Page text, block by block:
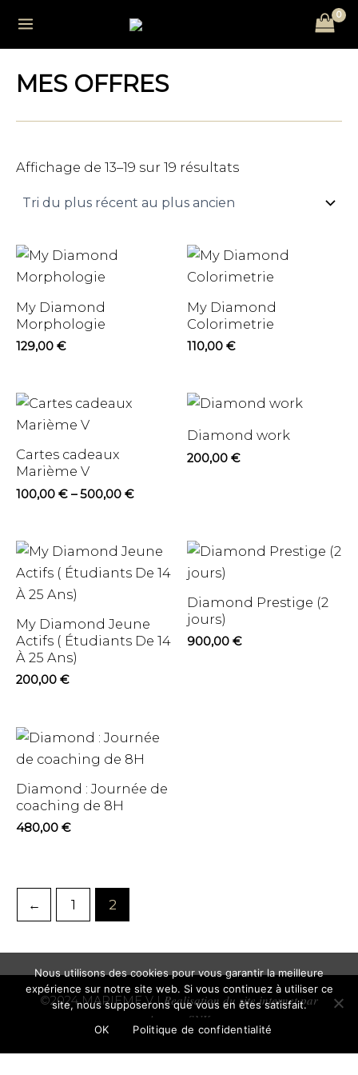
contenu
Main
Menu
MES OFFRES
Affichage de 13–19 sur 19 résultats
My Diamond
Morphologie
129,00 €
My Diamond
Colorimetrie
110,00 €
Cartes cadeaux
Marième V
100,00 € –500,00 €
Diamond work
200,00 €
My Diamond Jeune
Actifs ( Étudiants De 14
À 25 Ans)
200,00 €
Diamond Prestige (2
jours)
900,00 €
Diamond : Journée de
coaching de 8H
480,00 €
← 1 2
©2024 MARIEME V| 𝑅𝑒𝑎𝑙𝑖𝑠𝑎𝑡𝑖𝑜𝑛 𝑑𝑢 𝑠𝑖𝑡𝑒 𝑖𝑛𝑡𝑒𝑟𝑛𝑒𝑡 𝑝𝑎𝑟
𝐴𝑔𝑒𝑛𝑐𝑒 𝑆𝑁𝐾
Nous utilisons des cookies pour vous garantir la meilleure
expérience sur notre site web. Si vous continuez à utiliser ce
site, nous supposerons que vous en êtes satisfait.
OK
Politique de confidentialité